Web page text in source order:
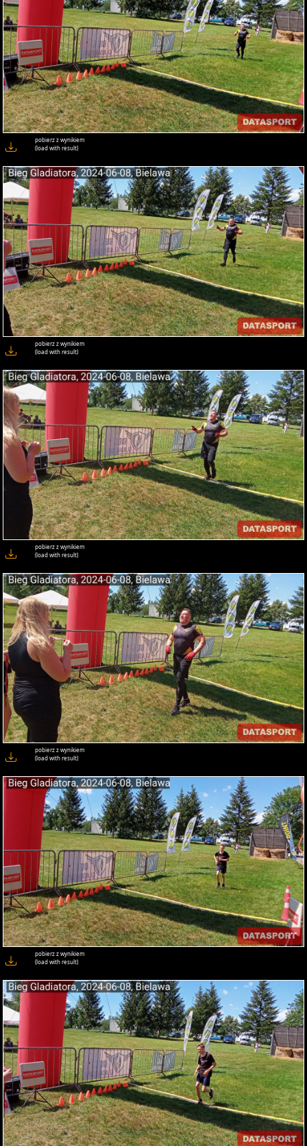
pobierz z wynikiem
(load with result)
pobierz z wynikiem
(load with result)
pobierz z wynikiem
(load with result)
pobierz z wynikiem
(load with result)
pobierz z wynikiem
(load with result)